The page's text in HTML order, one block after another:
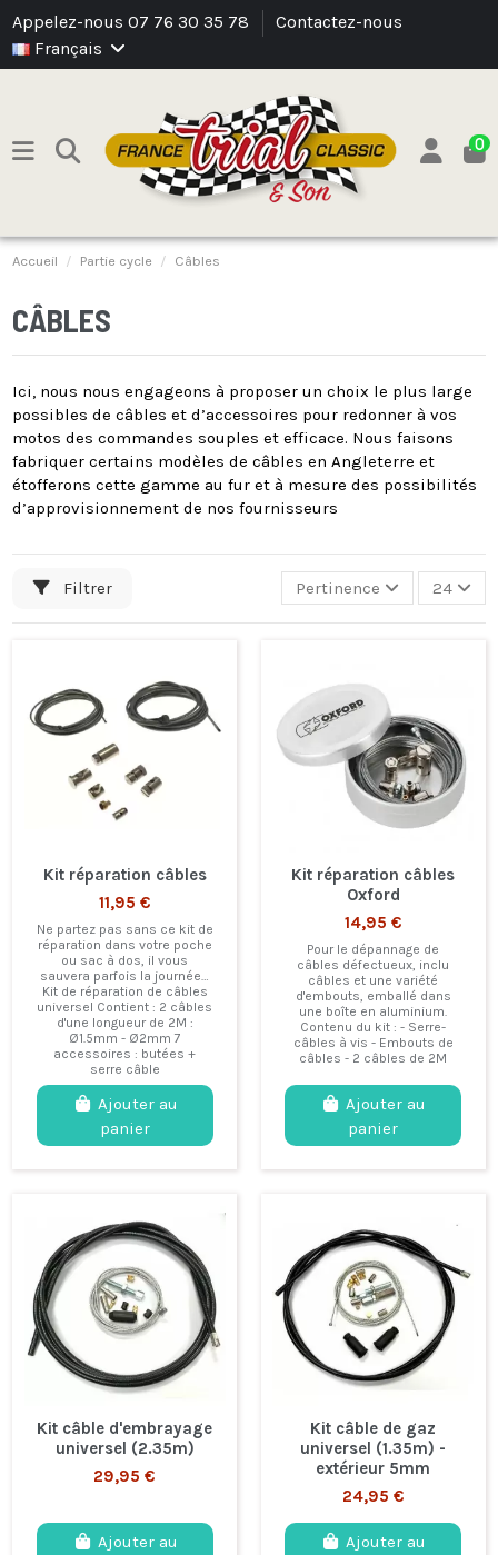
Appelez-nous 07 76 30 35 78
Contactez-nous
Français
0
Accueil Partie cycle Câbles
CÂBLES
Ici, nous nous engageons à proposer un choix le plus large
possibles de câbles et d’accessoires pour redonner à vos
motos des commandes souples et efficace. Nous faisons
fabriquer certains modèles de câbles en Angleterre et
étofferons cette gamme au fur et à mesure des possibilités
d’approvisionnement de nos fournisseurs
Filtrer Pertinence 24
Kit réparation câbles
11,95 €
Ne partez pas sans ce kit de
réparation dans votre poche
ou sac à dos, il vous
sauvera parfois la journée…
Kit de réparation de câbles
universel Contient : 2 câbles
d'une longueur de 2M :
Ø1.5mm - Ø2mm 7
accessoires : butées +
serre câble
Ajouter au
panier
Kit réparation câbles
Oxford
14,95 €
Pour le dépannage de
câbles défectueux, inclu
câbles et une variété
d'embouts, emballé dans
une boîte en aluminium.
Contenu du kit : - Serre-
câbles à vis - Embouts de
câbles - 2 câbles de 2M
Ajouter au
panier
Kit câble d'embrayage
universel (2.35m)
29,95 €
Ajouter au
Kit câble de gaz
universel (1.35m) -
extérieur 5mm
24,95 €
Ajouter au